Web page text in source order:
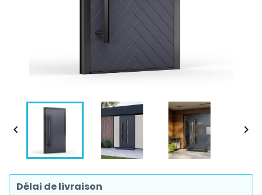
 
Délai de livraison